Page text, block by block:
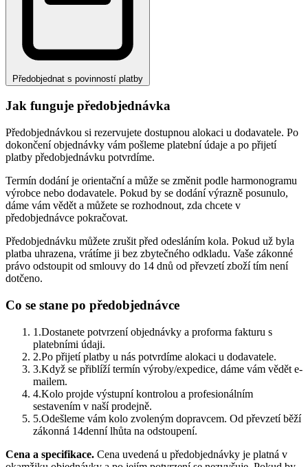
Předobjednat s povinností platby
Jak funguje předobjednávka
Předobjednávkou si rezervujete dostupnou alokaci u dodavatele. Po
dokončení objednávky vám pošleme platební údaje a po přijetí
platby předobjednávku potvrdíme.
Termín dodání je orientační a může se změnit podle harmonogramu
výrobce nebo dodavatele. Pokud by se dodání výrazně posunulo,
dáme vám vědět a můžete se rozhodnout, zda chcete v
předobjednávce pokračovat.
Předobjednávku můžete zrušit před odesláním kola. Pokud už byla
platba uhrazena, vrátíme ji bez zbytečného odkladu. Vaše zákonné
právo odstoupit od smlouvy do 14 dnů od převzetí zboží tím není
dotčeno.
Co se stane po předobjednávce
1.Dostanete potvrzení objednávky a proforma fakturu s
platebními údaji.
2.Po přijetí platby u nás potvrdíme alokaci u dodavatele.
3.Když se přiblíží termín výroby/expedice, dáme vám vědět e-
mailem.
4.Kolo projde výstupní kontrolou a profesionálním
sestavením v naší prodejně.
5.Odešleme vám kolo zvoleným dopravcem. Od převzetí běží
zákonná 14denní lhůta na odstoupení.
Cena a specifikace. Cena uvedená u předobjednávky je platná v